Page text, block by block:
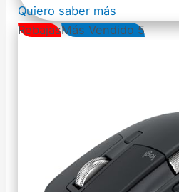
Quiero saber más
RebajasMás Vendido 5